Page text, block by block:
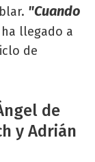
"Cuando
llegado a
de
de
y Adrián